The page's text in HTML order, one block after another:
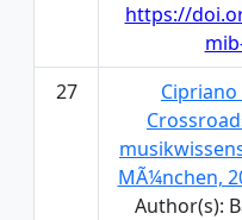
https://
27
MÃ¼nchen,
Author(s):